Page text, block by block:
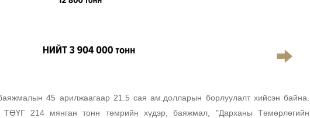
45 арилжаагаар 21.5 сая ам.долларын борлуулалт хийсэн байна.
ТӨҮГ 214 мянган тонн төмрийн хүдэр, баяжмал, "Дарханы Төмөрлөгийн